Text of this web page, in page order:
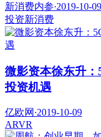
新消费内参·2019-10-09
投资新消费
微影资本徐东升
投资机遇
亿欧网 ·2019-10-09
ARVR